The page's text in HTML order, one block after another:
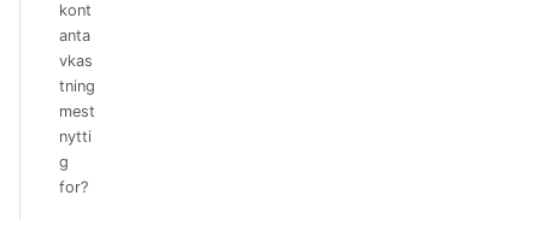
kont
anta
vkas
tning
mest
nytti
g
for?